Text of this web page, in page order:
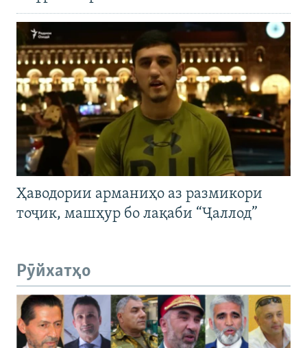
Ҳаводории арманиҳо аз размикори
тоҷик, машҳур бо лақаби “Ҷаллод”
Рӯйхатҳо